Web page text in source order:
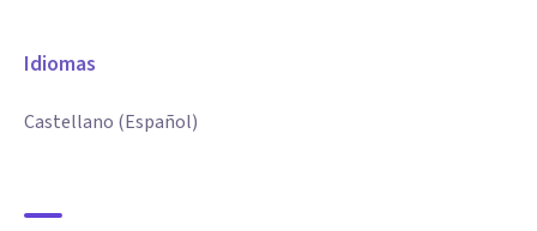
Idiomas
Castellano (Español)